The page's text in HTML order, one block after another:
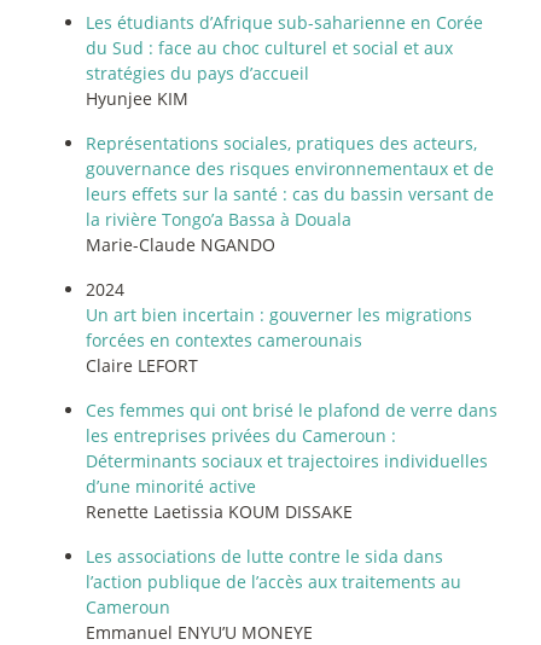
Les étudiants d’Afrique sub-saharienne en Corée
du Sud : face au choc culturel et social et aux
stratégies du pays d’accueil
Hyunjee KIM
Représentations sociales, pratiques des acteurs,
gouvernance des risques environnementaux et de
leurs effets sur la santé : cas du bassin versant de
la rivière Tongo’a Bassa à Douala
Marie-Claude NGANDO
2024
Un art bien incertain : gouverner les migrations
forcées en contextes camerounais
Claire LEFORT
Ces femmes qui ont brisé le plafond de verre dans
les entreprises privées du Cameroun :
Déterminants sociaux et trajectoires individuelles
d’une minorité active
Renette Laetissia KOUM DISSAKE
Les associations de lutte contre le sida dans
l’action publique de l’accès aux traitements au
Cameroun
Emmanuel ENYU’U MONEYE